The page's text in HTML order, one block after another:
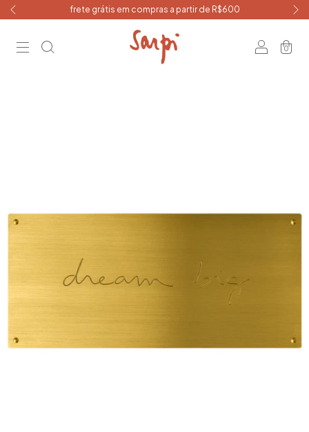
frete grátis em compras a partir de R$600
0